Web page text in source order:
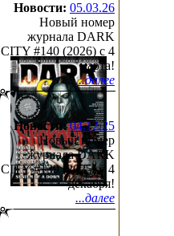
Новости: 05.03.26
Новый номер
журнала DARK
CITY #140 (2026) c 4
марта!
...далее
Новости:04.12.25
Новый номер
журнала DARK
CITY #139 (2025) c 4
декабря!
...далее